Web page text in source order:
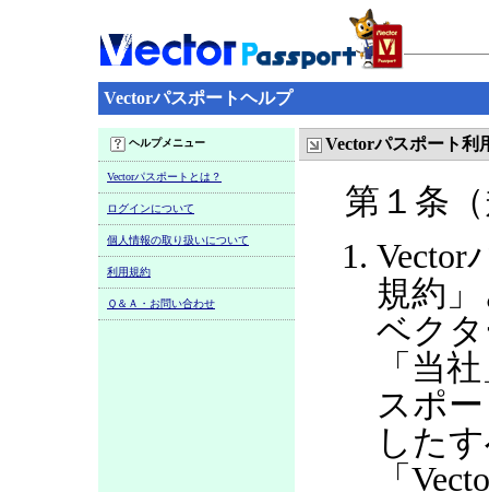
Vectorパスポートヘルプ
ヘルプメニュー
Vectorパスポートとは？
ログインについて
個人情報の取り扱いについて
利用規約
Ｑ＆Ａ・お問い合わせ
Vectorパスポート利
第１条
Vector
規約
ベク
「当
スポ
した
「